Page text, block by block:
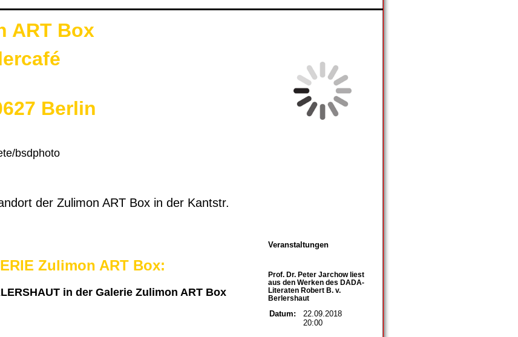
ART Box
Berlin
bsdphoto
der Zulimon ART Box in der Kantstr.
Zulimon ART Box:
in der Galerie Zulimon ART Box
Veranstaltungen
Prof. Dr. Peter Jarchow liest
aus den Werken des DADA-
Literaten Robert B. v.
Berlershaut
Datum:
22.09.2018
20:00